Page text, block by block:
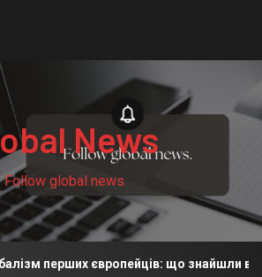
News
Follow global news
перших європейців: що знайшли вчені